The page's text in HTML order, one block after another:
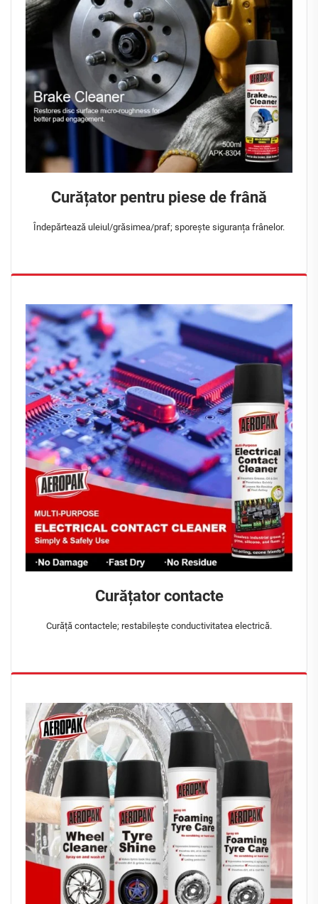
Curățator pentru piese de frână
Îndepărtează uleiul/grăsimea/praf; sporește siguranța frânelor.
Curățator contacte
Curăță contactele; restabilește conductivitatea electrică.